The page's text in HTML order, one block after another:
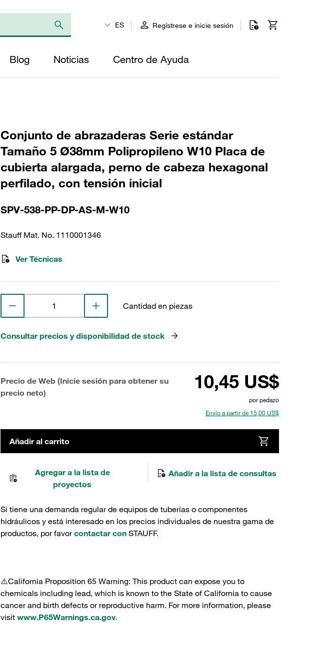
ES Regístrese e inicie sesión
Blog Noticias Centro de Ayuda
Conjunto de abrazaderas Serie estándar
Tamaño 5 Ø38mm Polipropileno W10 Placa de
cubierta alargada, perno de cabeza hexagonal
perfilado, con tensión inicial
SPV-538-PP-DP-AS-M-W10
Stauff Mat. No. 1110001346
Ver Técnicas
Cantidad en piezas
Consultar precios y disponibilidad de stock
Precio de Web (Inicie sesión para obtener su
precio neto)
10,45 US$
por pedazo
Envío a partir de 15,00 US$
Añadir al carrito
Agregar a la lista de
proyectos
Añadir a la lista de consultas
Si tiene una demanda regular de equipos de tuberías o componentes
hidráulicos y está interesado en los precios individuales de nuestra gama de
productos, por favorcontactar con STAUFF.
⚠️California Proposition 65 Warning: This product can expose you to
chemicals including lead, which is known to the State of California to cause
cancer and birth defects or reproductive harm. For more information, please
visit www.P65Warnings.ca.gov.